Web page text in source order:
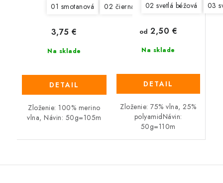
01 smotanová 02 čierna 03 antracit 04 šedá
Na sklade
3,75 €
DETAIL
Zloženie: 100% merino
vlna, Návin: 50g=105m
02 svetlá béžová 03
Na sklade
od 2,50 €
DETAIL
Zloženie: 75% vlna, 25%
polyamidNávin:
50g=110m